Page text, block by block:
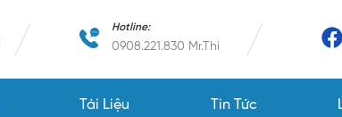
Hotline:
0908.221.830 Mr.Thi
Tài Liệu Tin Tức